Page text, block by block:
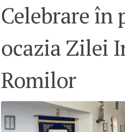
Celebrare în
ocazia Zilei
Romilor